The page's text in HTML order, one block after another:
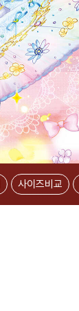
사이즈비교